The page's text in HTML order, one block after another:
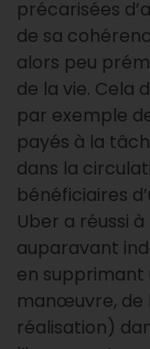
précarisées
de sa
alors peu
de la vie. Cela
par exemple
payés à la
dans la
bénéficiaires
Uber a réussi
auparavant
en supprimant
manœuvre, de
réalisation)